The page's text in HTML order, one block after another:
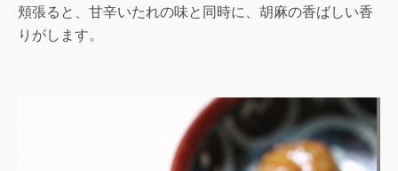
頬張ると、甘辛いたれの味と同時に、胡麻の香ばしい香
りがします。